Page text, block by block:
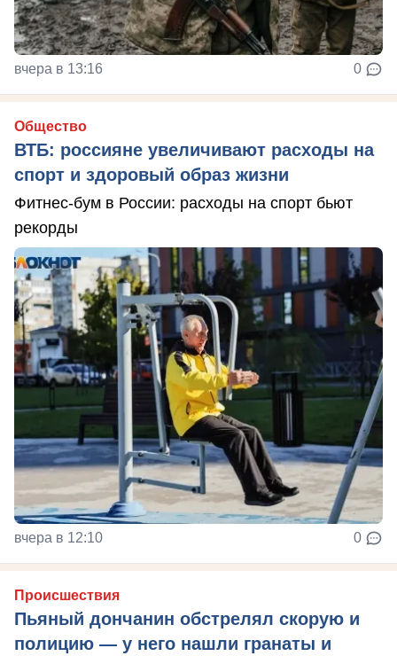
вчера в 13:16 0
Общество
ВТБ: россияне увеличивают расходы на
спорт и здоровый образ жизни
Фитнес-бум в России: расходы на спорт бьют
рекорды
вчера в 12:10 0
Происшествия
Пьяный дончанин обстрелял скорую и
полицию — у него нашли гранаты и